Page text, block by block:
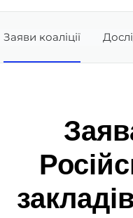
Заяви коаліції